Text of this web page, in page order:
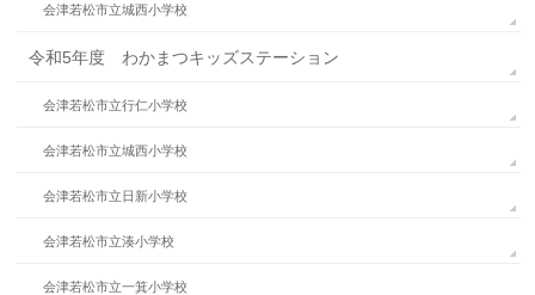
会津若松市立城西小学校
令和5年度 わかまつキッズステーション
会津若松市立行仁小学校
会津若松市立城西小学校
会津若松市立日新小学校
会津若松市立湊小学校
会津若松市立一箕小学校